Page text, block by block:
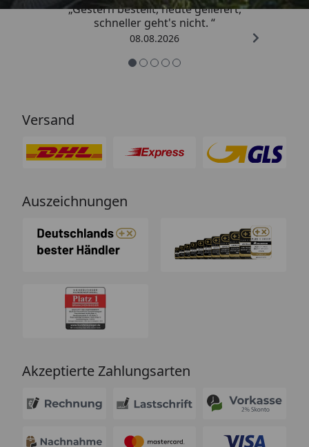
„Gestern bestellt, heute geliefert,
schneller geht's nicht. “
08.08.2026
Versand
Auszeichnungen
Akzeptierte Zahlungsarten